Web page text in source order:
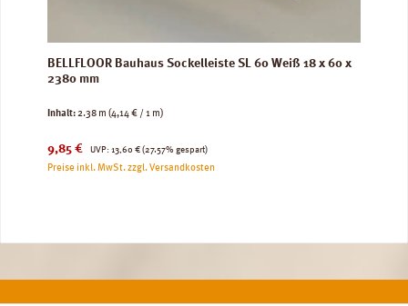
BELLFLOOR Bauhaus Sockelleiste SL 60 Weiß 18 x 60 x
2380 mm
Inhalt:2.38 m (4,14 € / 1 m)
Verkaufspreis:
9,85 € UVP:
Regulärer Preis:
13,60 € (27.57% gespart)
Preise inkl. MwSt. zzgl. Versandkosten